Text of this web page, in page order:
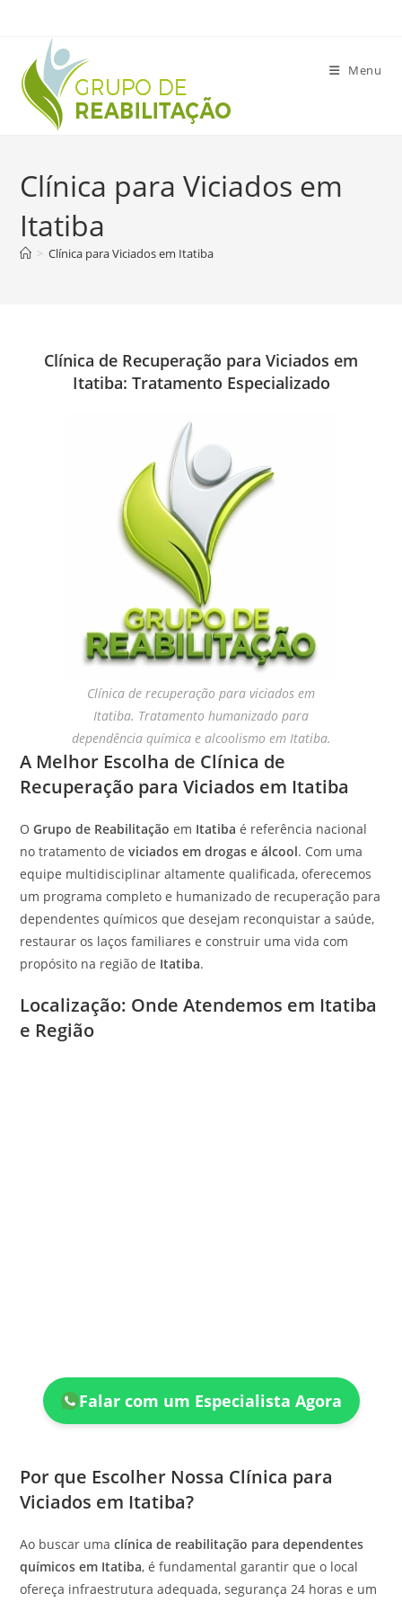
conteúdo
Menu
Clínica para Viciados em
Itatiba
> Clínica para Viciados em Itatiba
Clínica de Recuperação para Viciados em
Itatiba: Tratamento Especializado
Clínica de recuperação para viciados em
Itatiba. Tratamento humanizado para
dependência química e alcoolismo em Itatiba.
A Melhor Escolha de Clínica de
Recuperação para Viciados em Itatiba
OGrupo de Reabilitação em Itatiba é referência nacional
no tratamento deviciados em drogas e álcool. Com uma
equipe multidisciplinar altamente qualificada, oferecemos
um programa completo e humanizado de recuperação para
dependentes químicos que desejam reconquistar a saúde,
restaurar os laços familiares e construir uma vida com
propósito na região de Itatiba.
Localização: Onde Atendemos em Itatiba
e Região
Falar com um Especialista Agora
Por que Escolher Nossa Clínica para
Viciados em Itatiba?
Ao buscar umaclínica de reabilitação para dependentes
químicos em Itatiba, é fundamental garantir que o local
ofereça infraestrutura adequada, segurança 24 horas e um